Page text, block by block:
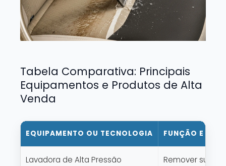
Tabela Comparativa: Principais
Equipamentos e Produtos de Alta
Venda
EQUIPAMENTO OU TECNOLOGIA FUNÇÃO E
Lavadora de Alta Pressão Remover